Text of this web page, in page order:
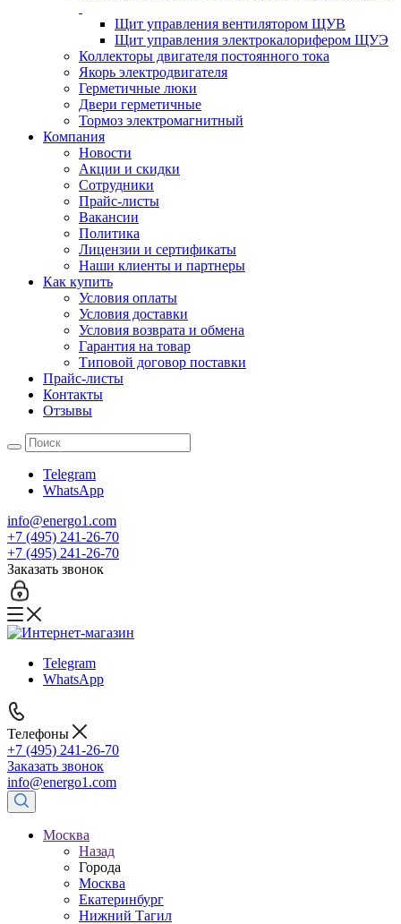
Щит управления вентилятором ЩУВ
Щит управления электрокалорифером ЩУЭ
Коллекторы двигателя постоянного тока
Якорь электродвигателя
Герметичные люки
Двери герметичные
Тормоз электромагнитный
Компания
Новости
Акции и скидки
Сотрудники
Прайс-листы
Вакансии
Политика
Лицензии и сертификаты
Наши клиенты и партнеры
Как купить
Условия оплаты
Условия доставки
Условия возврата и обмена
Гарантия на товар
Типовой договор поставки
Прайс-листы
Контакты
Отзывы
Telegram
WhatsApp
info@energo1.com
+7 (495) 241-26-70
+7 (495) 241-26-70
Заказать звонок
Telegram
WhatsApp
Телефоны
+7 (495) 241-26-70
Заказать звонок
info@energo1.com
Москва
Назад
Города
Москва
Екатеринбург
Нижний Тагил